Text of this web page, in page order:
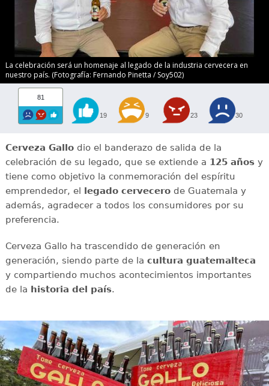
La celebración será un homenaje al legado de la industria cervecera en
nuestro país. (Fotografía: Fernando Pinetta / Soy502)
81
19 9 23 30
Cerveza Gallodio el banderazo de salida de la
celebración de su legado, que se extiende a 125 añosy
tiene como objetivo la conmemoración del espíritu
emprendedor, el legado cervecerode Guatemala y
además, agradecer a todos los consumidores por su
preferencia.
Cerveza Gallo ha trascendido de generación en
generación, siendo parte de la cultura guatemalteca
y compartiendo muchos acontecimientos importantes
de la historia del país.